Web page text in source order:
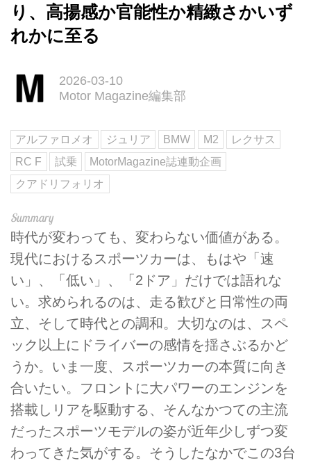
り、高揚感か官能性か精緻さかいず
れかに至る
2026-03-10
Motor Magazine編集部
アルファロメオ ジュリア BMW M2
レクサス
RC F
試乗
MotorMagazine誌連動企画
クアドリフォリオ
時代が変わっても、変わらない価値がある。
現代におけるスポーツカーは、もはや「速
い」、「低い」、「2ドア」だけでは語れな
い。求められるのは、走る歓びと日常性の両
立、そして時代との調和。大切なのは、スペ
ック以上にドライバーの感情を揺さぶるかど
うか。いま一度、スポーツカーの本質に向き
合いたい。フロントに大パワーのエンジンを
搭載しリアを駆動する、そんなかつての主流
だったスポーツモデルの姿が近年少しずつ変
わってきた気がする。そうしたなかでこの3台